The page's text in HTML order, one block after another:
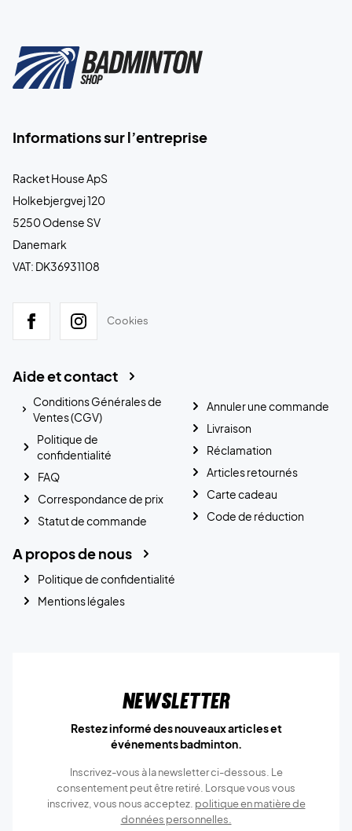
Informations sur l’entreprise
Racket House ApS
Holkebjergvej 120
5250 Odense SV
Danemark
VAT: DK36931108
Cookies
Aide et contact
Conditions Générales de
Ventes (CGV)
Politique de
confidentialité
FAQ
Correspondance de prix
Statut de commande
Annuler une commande
Livraison
Réclamation
Articles retournés
Carte cadeau
Code de réduction
A propos de nous
Politique de confidentialité
Mentions légales
Newsletter
Restez informé des nouveaux articles et
événements badminton.
Inscrivez-vous à la newsletter ci-dessous. Le
consentement peut être retiré. Lorsque vous vous
inscrivez, vous nous acceptez. politique en matière de
données personnelles.